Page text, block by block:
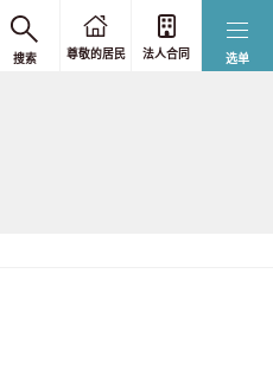
选单
搜索 尊敬的居民 法人合同